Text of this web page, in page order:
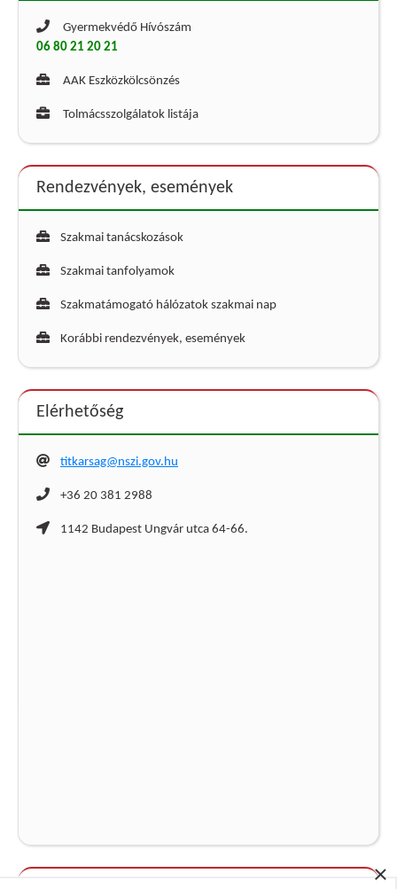
×
Gyermekvédő Hívószám
06 80 21 20 21
AAK Eszközkölcsönzés
Tolmácsszolgálatok listája
Rendezvények, események
Szakmai tanácskozások
Szakmai tanfolyamok
Szakmatámogató hálózatok szakmai nap
Korábbi rendezvények, események
Elérhetőség
titkarsag@nszi.gov.hu
+36 20 381 2988
1142 Budapest Ungvár utca 64-66.